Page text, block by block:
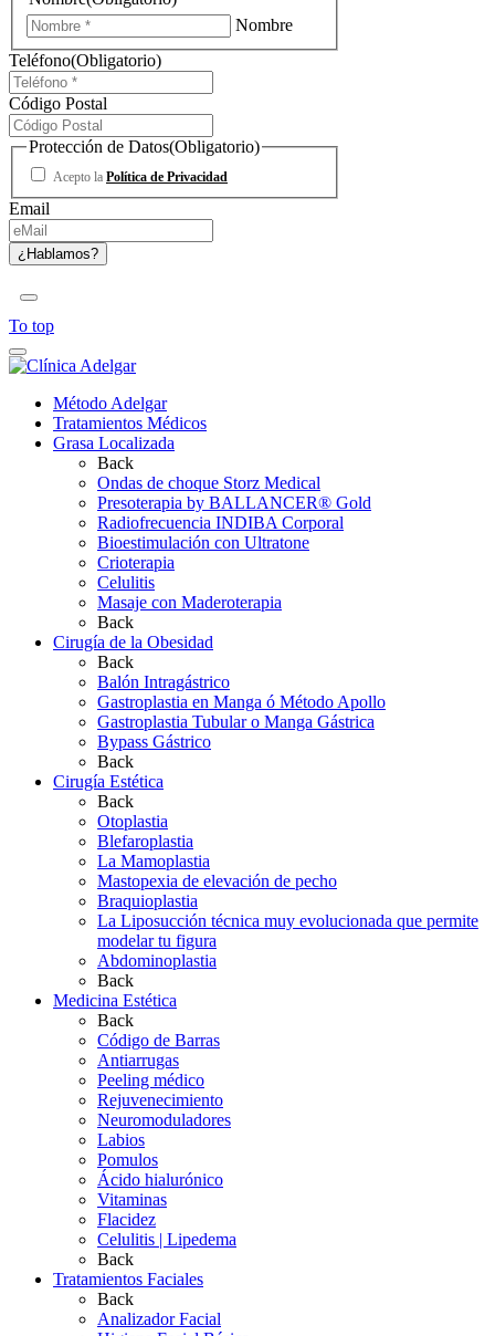
Nombre
Teléfono(Obligatorio)
Código Postal
Protección de Datos(Obligatorio)
Acepto la Política de Privacidad
Email
To top
Método Adelgar
Tratamientos Médicos
Grasa Localizada
Back
Ondas de choque Storz Medical
Presoterapia by BALLANCER® Gold
Radiofrecuencia INDIBA Corporal
Bioestimulación con Ultratone
Crioterapia
Celulitis
Masaje con Maderoterapia
Back
Cirugía de la Obesidad
Back
Balón Intragástrico
Gastroplastia en Manga ó Método Apollo
Gastroplastia Tubular o Manga Gástrica
Bypass Gástrico
Back
Cirugía Estética
Back
Otoplastia
Blefaroplastia
La Mamoplastia
Mastopexia de elevación de pecho
Braquioplastia
La Liposucción técnica muy evolucionada que permite
modelar tu figura
Abdominoplastia
Back
Medicina Estética
Back
Código de Barras
Antiarrugas
Peeling médico
Rejuvenecimiento
Neuromoduladores
Labios
Pomulos
Ácido hialurónico
Vitaminas
Flacidez
Celulitis | Lipedema
Back
Tratamientos Faciales
Back
Analizador Facial